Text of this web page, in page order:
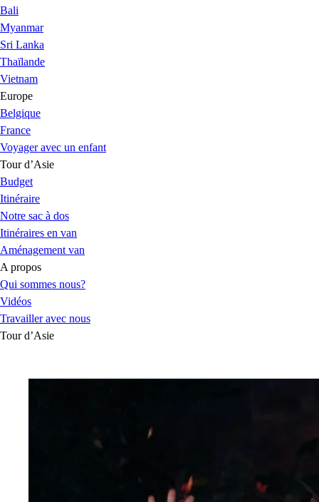
Bali
Myanmar
Sri Lanka
Thaïlande
Vietnam
Europe
Belgique
France
Voyager avec un enfant
Tour d’Asie
Budget
Itinéraire
Notre sac à dos
Itinéraires en van
Aménagement van
A propos
Qui sommes nous?
Vidéos
Travailler avec nous
Tour d’Asie